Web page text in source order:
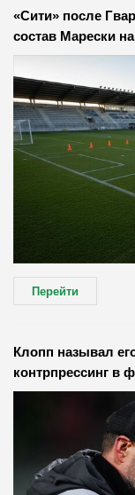
«Сити» после
состав Марески
Перейти
Клопп называл
контрпрессинг в